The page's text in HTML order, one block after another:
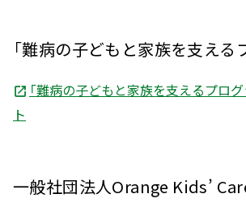
「難病の子どもと家族を支える
「難病の子どもと家族を支えるプロ
ト
一般社団法人Orange Kids’